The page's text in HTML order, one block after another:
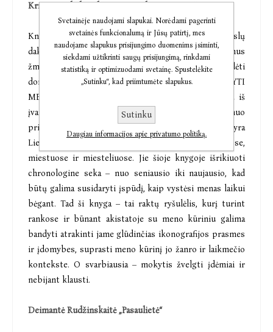
Kristina Sabaliauskaitė „Kaip skaityti meną“
Knygoje „Kaip skaityti meną“ menotyros mokslų
daktarė rašytoja Kristina Sabaliauskaitė kviečia jaunus
žmones, šeimas ir visus, kurie domisi ar nori pradėti
domėtis menu, kartu pasimokyti KAIP SKAITYTI
MENĄ. Meno kūriniai, aprašomi šioje knygoje, yra iš
įvairių šalių ir laikotarpių, įvairuojantys nuo
priešistorinių iki mūsų laikų, tačiau jie visi yra
Lietuvoje: muziejuose ir bažnyčiose, viešose vietose,
miestuose ir miesteliuose. Jie šioje knygoje išrikiuoti
chronologine seka – nuo seniausio iki naujausio, kad
būtų galima susidaryti įspūdį, kaip vystėsi menas laikui
bėgant. Tad ši knyga – tai raktų ryšulėlis, kurį turint
rankose ir būnant akistatoje su meno kūriniu galima
bandyti atrakinti jame glūdinčias ikonografijos prasmes
ir įdomybes, suprasti meno kūrinį jo žanro ir laikmečio
kontekste. O svarbiausia – mokytis žvelgti įdėmiai ir
nebijant klausti.
Deimantė Rudžinskaitė „Pasaulietė“
Svetainėje naudojami slapukai. Norėdami pagerinti
svetainės funkcionalumą ir Jūsų patirtį, mes
naudojame slapukus prisijungimo duomenims įsiminti,
siekdami užtikrinti saugų prisijungimą, rinkdami
statistiką ir optimizuodami svetainę. Spustelėkite
„Sutinku“, kad priimtumėte slapukus.
Sutinku
Daugiau informacijos apie privatumo politiką.